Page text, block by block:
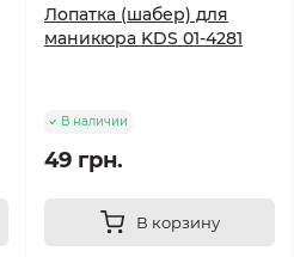
Лопатка (шабер) для
маникюра KDS 01-4281
В наличии
49 грн.
В корзину